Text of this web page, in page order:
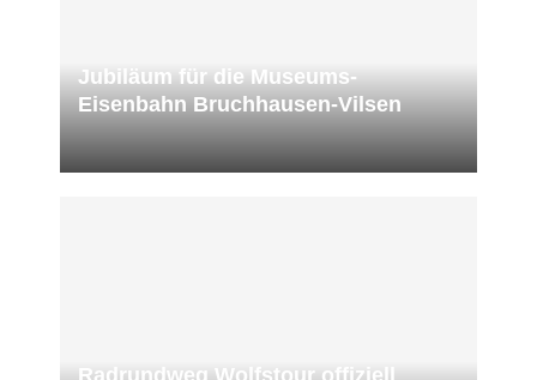
Jubiläum für die Museums-
Eisenbahn Bruchhausen-Vilsen